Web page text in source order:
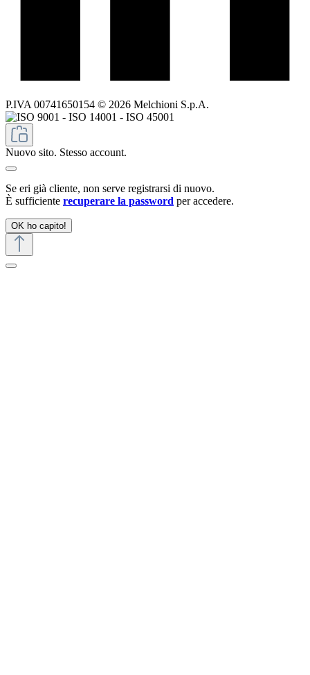
P.IVA 00741650154 © 2026 Melchioni S.p.A.
Nuovo sito. Stesso account.
Se eri già cliente, non serve registrarsi di nuovo.
È sufficiente recuperare la password per accedere.
OK ho capito!